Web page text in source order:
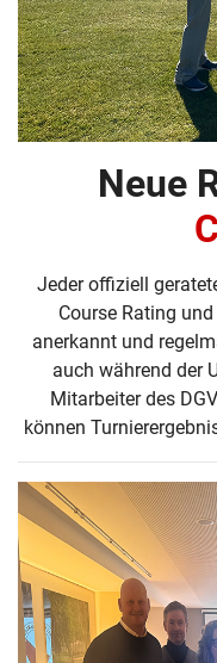
Neue
Jeder offiziell
Course Rating
anerkannt und
auch während der
Mitarbeiter des
können